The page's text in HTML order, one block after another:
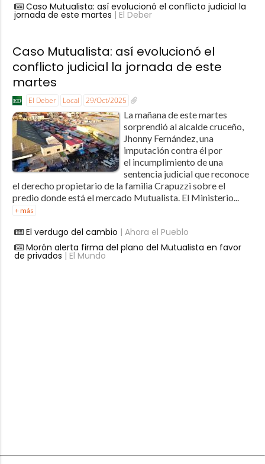
Caso Mutualista: así evolucionó el conflicto judicial la
jornada de este martes | El Deber
Caso Mutualista: así evolucionó el
conflicto judicial la jornada de este
martes
El Deber Local 29/Oct/2025
La mañana de este martes
sorprendió al alcalde cruceño,
Jhonny Fernández, una
imputación contra él por
el incumplimiento de una
sentencia judicial que reconoce
el derecho propietario de la familia Crapuzzi sobre el
predio donde está el mercado Mutualista. El Ministerio...
+ más
El verdugo del cambio | Ahora el Pueblo
Morón alerta firma del plano del Mutualista en favor
de privados | El Mundo